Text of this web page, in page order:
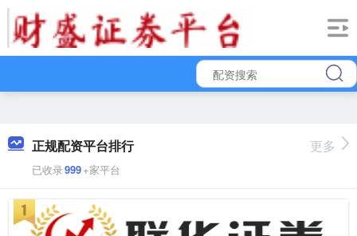
正规配资平台排行
已收录999+家平台
更多